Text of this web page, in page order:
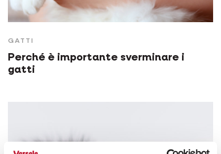
GATTI
Perché è importante sverminare i
gatti